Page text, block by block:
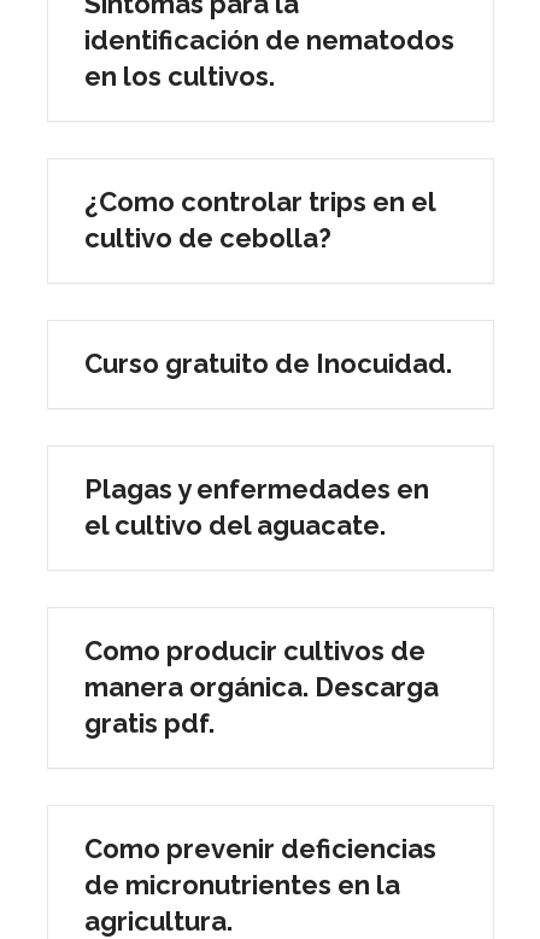
identificación de nematodos
en los cultivos.
¿Como controlar trips en el
cultivo de cebolla?
Curso gratuito de Inocuidad.
Plagas y enfermedades en
el cultivo del aguacate.
Como producir cultivos de
manera orgánica. Descarga
gratis pdf.
Como prevenir deficiencias
de micronutrientes en la
agricultura.